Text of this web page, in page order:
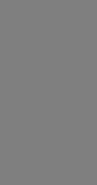
de pell negra per a
- Ballarines marrons de
008 - Ballarines de
K201825-007